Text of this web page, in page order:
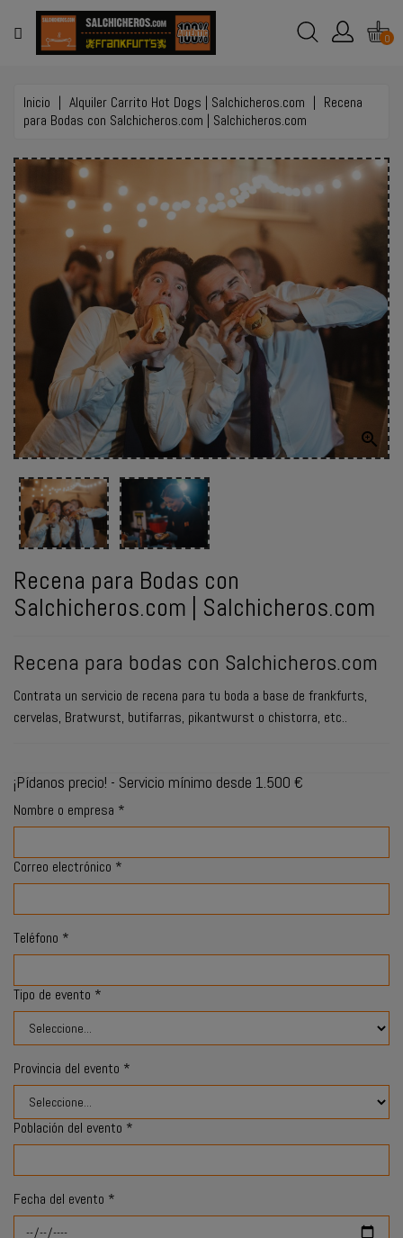
MENÚ
ONLINE
Y
BODAS
EMPLEO
CONTACTO
LLAMAR
ENVIAR
WHATSAPP
0
Inicio Alquiler Carrito Hot Dogs | Salchicheros.com
Recena
para Bodas con Salchicheros.com | Salchicheros.com

Recena para Bodas con
Salchicheros.com | Salchicheros.com
Recena para bodas con Salchicheros.com
Contrata un servicio de recena para tu boda a base de frankfurts,
cervelas, Bratwurst, butifarras, pikantwurst o chistorra, etc..
¡Pídanos precio! - Servicio mínimo desde 1.500 €
Nombre o empresa *
Correo electrónico *
Teléfono *
Tipo de evento *
Provincia del evento *
Población del evento *
Fecha del evento *